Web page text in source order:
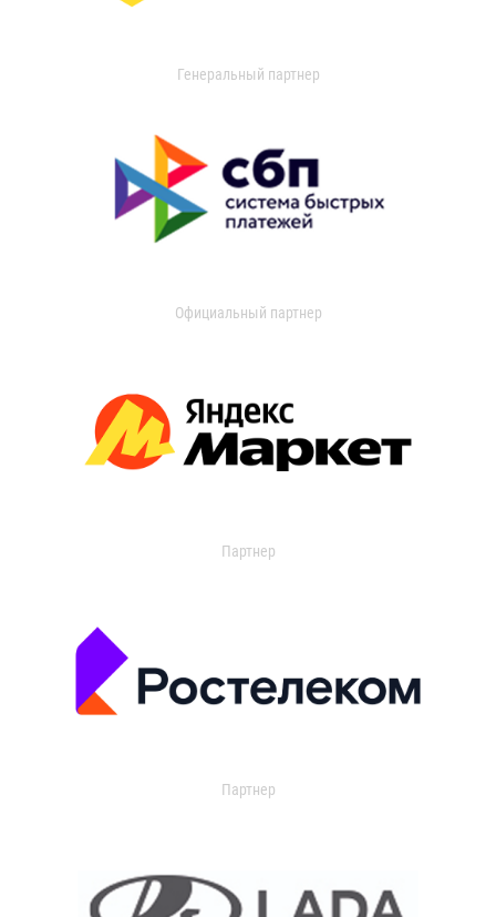
Генеральный партнер
Официальный партнер
Партнер
Партнер